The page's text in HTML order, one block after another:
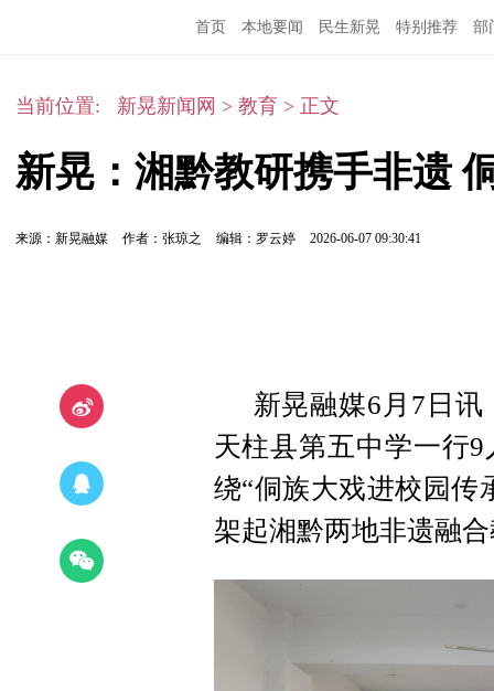
首页 本地要闻 民生新晃 特别推荐 部
当前位置: 新晃新闻网 > 教育 > 正文
新晃：湘黔教研携手非遗
来源：新晃融媒 作者：张琼之 编辑：罗云婷 2026-06-07 09:30:41
新晃融媒6月7日
天柱县第五中学一行
绕“侗族大戏进校园传
架起湘黔两地非遗融